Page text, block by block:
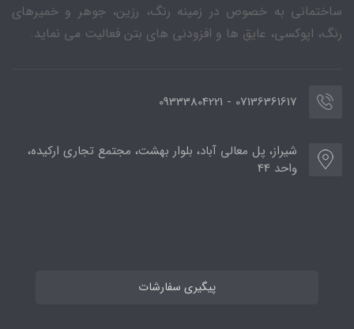
ساختمانی به خصوص در زمینه رنگ، رزین، جوهر و خمیرهای
رنگ، اپوکسی، عایق ها و افزودنی های بتن فعالیت می نماید.
07136361617 - 09333804221
شیراز، پل معالی آباد، بلوار بهشت، مجتمع تجاری ارکیده،
واحد 44
پیگیری سفارشات